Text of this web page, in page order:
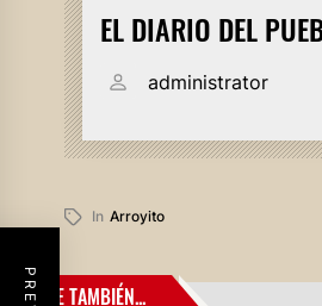
EL DIARIO DEL
administrator
In Arroyito
LEE TAMBIÉN...